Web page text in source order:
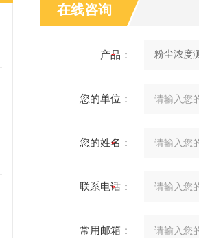
在线咨询
产品：
您的单位：
您的姓名：
联系电话：
常用邮箱：